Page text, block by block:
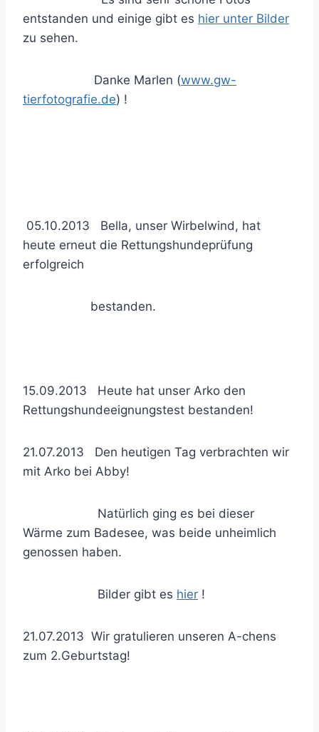
entstanden und einige gibt es hier unter Bilder
zu sehen.
Danke Marlen (www.gw-
tierfotografie.de) !
05.10.2013 Bella, unser Wirbelwind, hat
heute erneut die Rettungshundeprüfung
erfolgreich
bestanden.
15.09.2013 Heute hat unser Arko den
Rettungshundeeignungstest bestanden!
21.07.2013 Den heutigen Tag verbrachten wir
mit Arko bei Abby!
Natürlich ging es bei dieser
Wärme zum Badesee, was beide unheimlich
genossen haben.
Bilder gibt es hier !
21.07.2013 Wir gratulieren unseren A-chens
zum 2.Geburtstag!